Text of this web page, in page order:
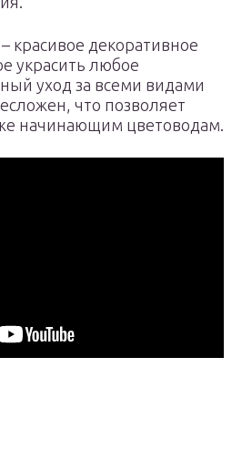
красивое декоративное
украсить любое
уход за всеми видами
что позволяет
начинающим цветоводам.